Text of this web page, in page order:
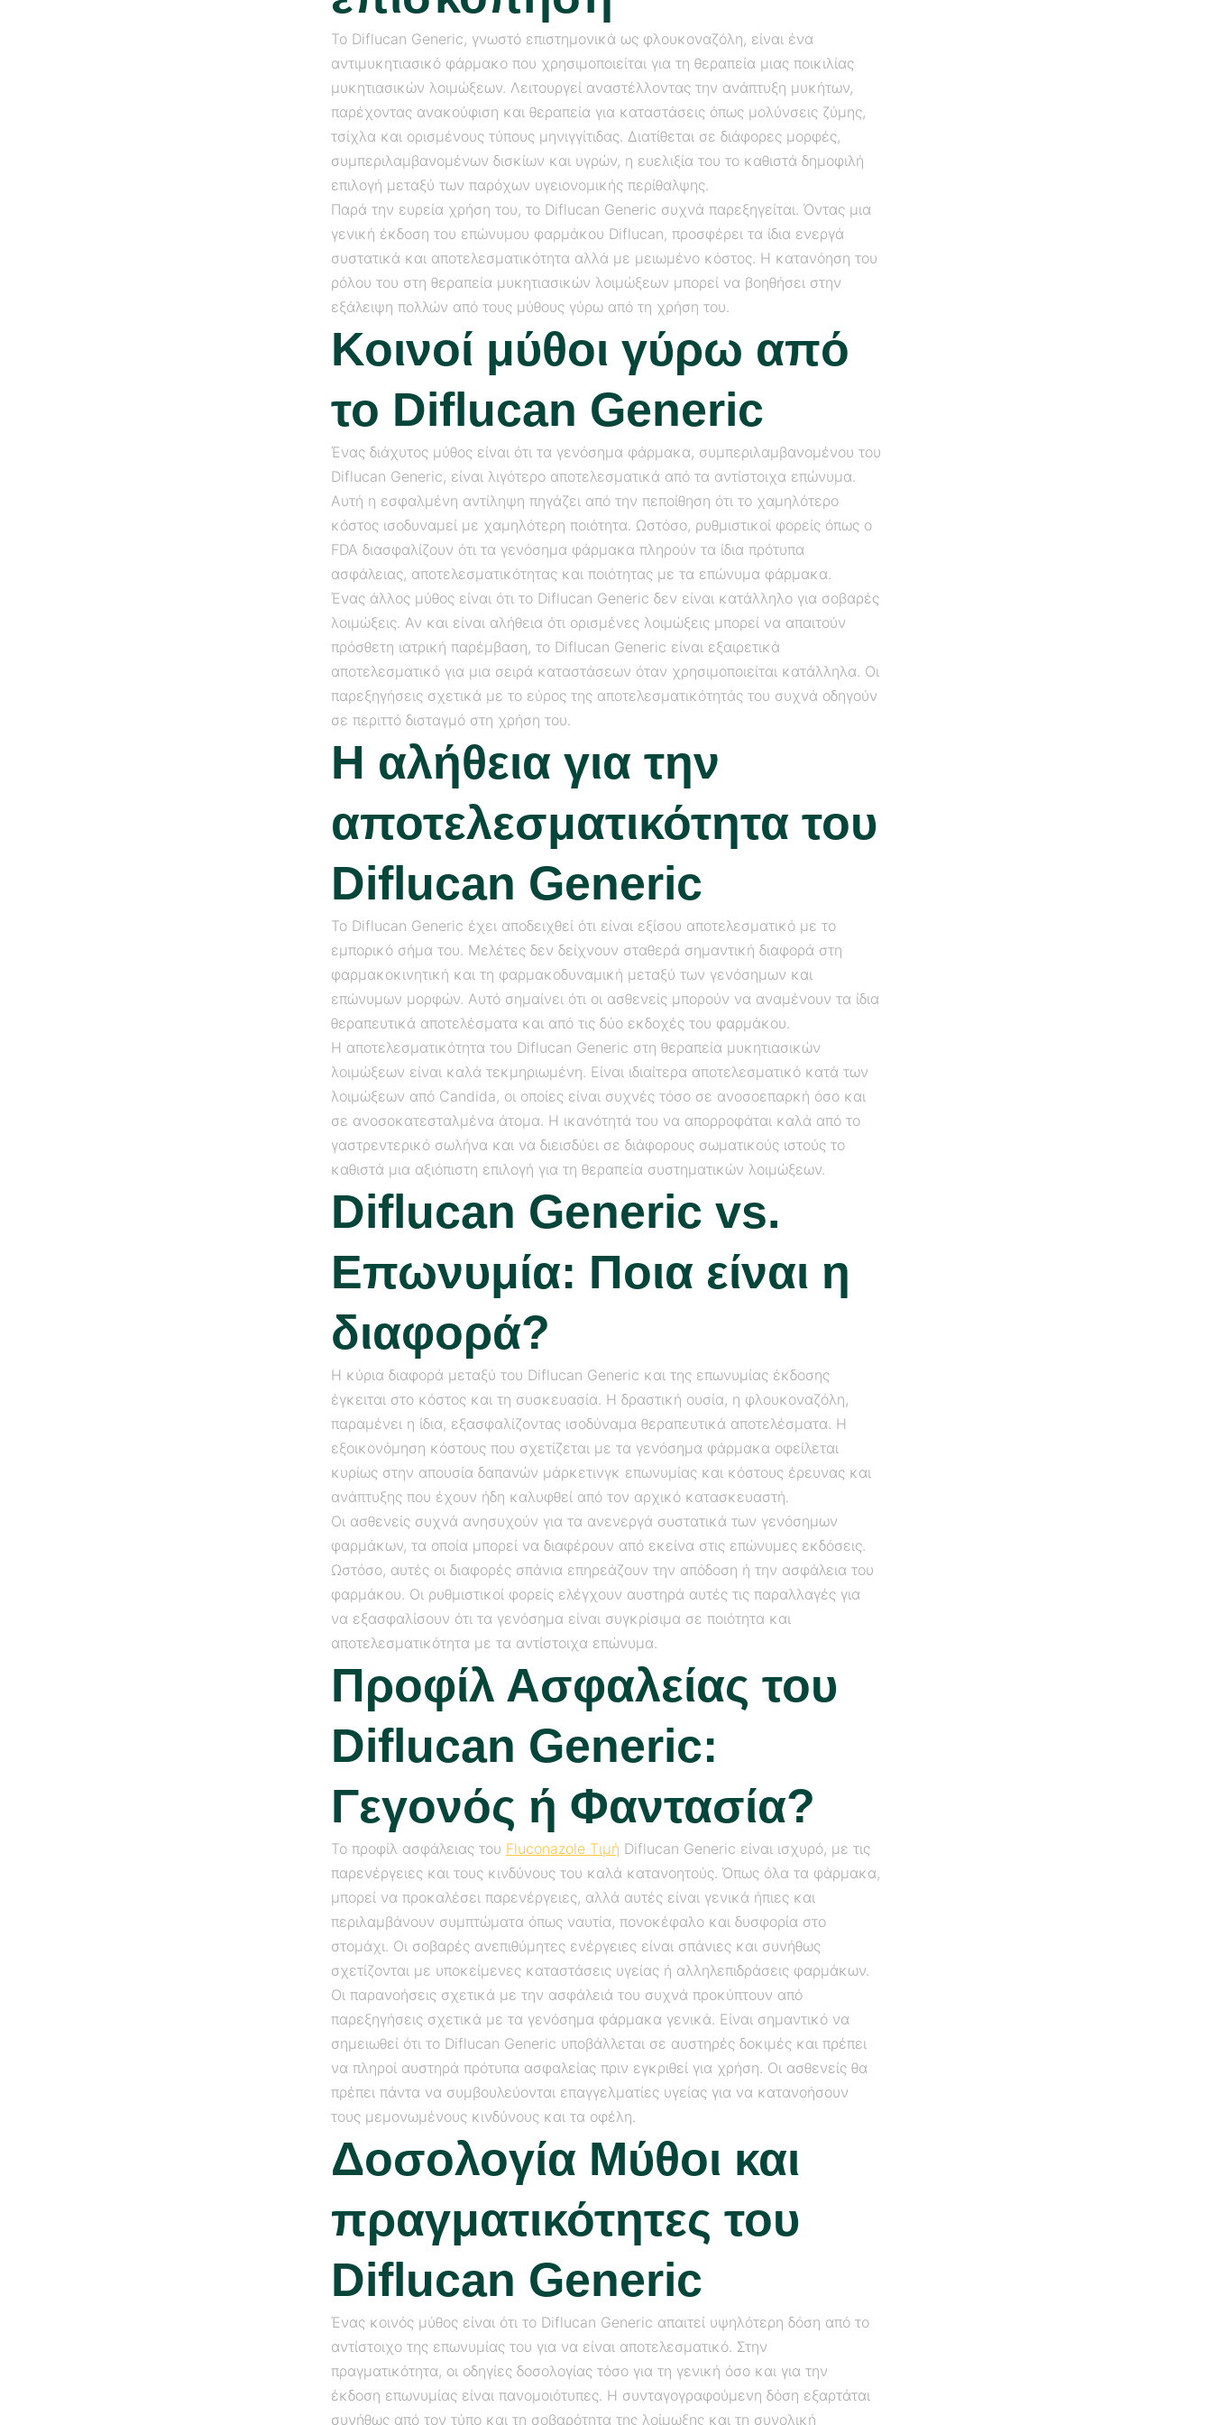
Το Diflucan Generic, γνωστό επιστημονικά ως φλουκοναζόλη, είναι ένα
αντιμυκητιασικό φάρμακο που χρησιμοποιείται για τη θεραπεία μιας ποικιλίας
μυκητιασικών λοιμώξεων. Λειτουργεί αναστέλλοντας την ανάπτυξη μυκήτων,
παρέχοντας ανακούφιση και θεραπεία για καταστάσεις όπως μολύνσεις ζύμης,
τσίχλα και ορισμένους τύπους μηνιγγίτιδας. Διατίθεται σε διάφορες μορφές,
συμπεριλαμβανομένων δισκίων και υγρών, η ευελιξία του το καθιστά δημοφιλή
επιλογή μεταξύ των παρόχων υγειονομικής περίθαλψης.
Παρά την ευρεία χρήση του, το Diflucan Generic συχνά παρεξηγείται. Όντας μια
γενική έκδοση του επώνυμου φαρμάκου Diflucan, προσφέρει τα ίδια ενεργά
συστατικά και αποτελεσματικότητα αλλά με μειωμένο κόστος. Η κατανόηση του
ρόλου του στη θεραπεία μυκητιασικών λοιμώξεων μπορεί να βοηθήσει στην
εξάλειψη πολλών από τους μύθους γύρω από τη χρήση του.
Κοινοί μύθοι γύρω από
το Diflucan Generic
Ένας διάχυτος μύθος είναι ότι τα γενόσημα φάρμακα, συμπεριλαμβανομένου του
Diflucan Generic, είναι λιγότερο αποτελεσματικά από τα αντίστοιχα επώνυμα.
Αυτή η εσφαλμένη αντίληψη πηγάζει από την πεποίθηση ότι το χαμηλότερο
κόστος ισοδυναμεί με χαμηλότερη ποιότητα. Ωστόσο, ρυθμιστικοί φορείς όπως ο
FDA διασφαλίζουν ότι τα γενόσημα φάρμακα πληρούν τα ίδια πρότυπα
ασφάλειας, αποτελεσματικότητας και ποιότητας με τα επώνυμα φάρμακα.
Ένας άλλος μύθος είναι ότι το Diflucan Generic δεν είναι κατάλληλο για σοβαρές
λοιμώξεις. Αν και είναι αλήθεια ότι ορισμένες λοιμώξεις μπορεί να απαιτούν
πρόσθετη ιατρική παρέμβαση, το Diflucan Generic είναι εξαιρετικά
αποτελεσματικό για μια σειρά καταστάσεων όταν χρησιμοποιείται κατάλληλα. Οι
παρεξηγήσεις σχετικά με το εύρος της αποτελεσματικότητάς του συχνά οδηγούν
σε περιττό δισταγμό στη χρήση του.
Η αλήθεια για την
αποτελεσματικότητα του
Diflucan Generic
Το Diflucan Generic έχει αποδειχθεί ότι είναι εξίσου αποτελεσματικό με το
εμπορικό σήμα του. Μελέτες δεν δείχνουν σταθερά σημαντική διαφορά στη
φαρμακοκινητική και τη φαρμακοδυναμική μεταξύ των γενόσημων και
επώνυμων μορφών. Αυτό σημαίνει ότι οι ασθενείς μπορούν να αναμένουν τα ίδια
θεραπευτικά αποτελέσματα και από τις δύο εκδοχές του φαρμάκου.
Η αποτελεσματικότητα του Diflucan Generic στη θεραπεία μυκητιασικών
λοιμώξεων είναι καλά τεκμηριωμένη. Είναι ιδιαίτερα αποτελεσματικό κατά των
λοιμώξεων από Candida, οι οποίες είναι συχνές τόσο σε ανοσοεπαρκή όσο και
σε ανοσοκατεσταλμένα άτομα. Η ικανότητά του να απορροφάται καλά από το
γαστρεντερικό σωλήνα και να διεισδύει σε διάφορους σωματικούς ιστούς το
καθιστά μια αξιόπιστη επιλογή για τη θεραπεία συστηματικών λοιμώξεων.
Diflucan Generic vs.
Επωνυμία: Ποια είναι η
διαφορά?
Η κύρια διαφορά μεταξύ του Diflucan Generic και της επωνυμίας έκδοσης
έγκειται στο κόστος και τη συσκευασία. Η δραστική ουσία, η φλουκοναζόλη,
παραμένει η ίδια, εξασφαλίζοντας ισοδύναμα θεραπευτικά αποτελέσματα. Η
εξοικονόμηση κόστους που σχετίζεται με τα γενόσημα φάρμακα οφείλεται
κυρίως στην απουσία δαπανών μάρκετινγκ επωνυμίας και κόστους έρευνας και
ανάπτυξης που έχουν ήδη καλυφθεί από τον αρχικό κατασκευαστή.
Οι ασθενείς συχνά ανησυχούν για τα ανενεργά συστατικά των γενόσημων
φαρμάκων, τα οποία μπορεί να διαφέρουν από εκείνα στις επώνυμες εκδόσεις.
Ωστόσο, αυτές οι διαφορές σπάνια επηρεάζουν την απόδοση ή την ασφάλεια του
φαρμάκου. Οι ρυθμιστικοί φορείς ελέγχουν αυστηρά αυτές τις παραλλαγές για
να εξασφαλίσουν ότι τα γενόσημα είναι συγκρίσιμα σε ποιότητα και
αποτελεσματικότητα με τα αντίστοιχα επώνυμα.
Προφίλ Ασφαλείας του
Diflucan Generic:
Γεγονός ή Φαντασία?
Το προφίλ ασφάλειας του Fluconazole Τιμή Diflucan Generic είναι ισχυρό, με τις
παρενέργειες και τους κινδύνους του καλά κατανοητούς. Όπως όλα τα φάρμακα,
μπορεί να προκαλέσει παρενέργειες, αλλά αυτές είναι γενικά ήπιες και
περιλαμβάνουν συμπτώματα όπως ναυτία, πονοκέφαλο και δυσφορία στο
στομάχι. Οι σοβαρές ανεπιθύμητες ενέργειες είναι σπάνιες και συνήθως
σχετίζονται με υποκείμενες καταστάσεις υγείας ή αλληλεπιδράσεις φαρμάκων.
Οι παρανοήσεις σχετικά με την ασφάλειά του συχνά προκύπτουν από
παρεξηγήσεις σχετικά με τα γενόσημα φάρμακα γενικά. Είναι σημαντικό να
σημειωθεί ότι το Diflucan Generic υποβάλλεται σε αυστηρές δοκιμές και πρέπει
να πληροί αυστηρά πρότυπα ασφαλείας πριν εγκριθεί για χρήση. Οι ασθενείς θα
πρέπει πάντα να συμβουλεύονται επαγγελματίες υγείας για να κατανοήσουν
τους μεμονωμένους κινδύνους και τα οφέλη.
Δοσολογία Μύθοι και
πραγματικότητες του
Diflucan Generic
Ένας κοινός μύθος είναι ότι το Diflucan Generic απαιτεί υψηλότερη δόση από το
αντίστοιχο της επωνυμίας του για να είναι αποτελεσματικό. Στην
πραγματικότητα, οι οδηγίες δοσολογίας τόσο για τη γενική όσο και για την
έκδοση επωνυμίας είναι πανομοιότυπες. Η συνταγογραφούμενη δόση εξαρτάται
συνήθως από τον τύπο και τη σοβαρότητα της λοίμωξης και τη συνολική